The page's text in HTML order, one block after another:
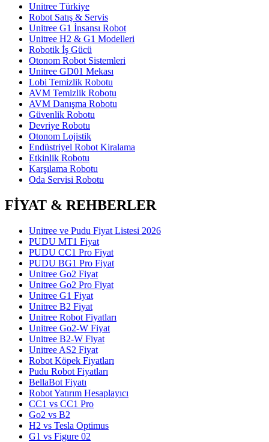
Unitree Türkiye
Robot Satış & Servis
Unitree G1 İnsansı Robot
Unitree H2 & G1 Modelleri
Robotik İş Gücü
Otonom Robot Sistemleri
Unitree GD01 Mekası
Lobi Temizlik Robotu
AVM Temizlik Robotu
AVM Danışma Robotu
Güvenlik Robotu
Devriye Robotu
Otonom Lojistik
Endüstriyel Robot Kiralama
Etkinlik Robotu
Karşılama Robotu
Oda Servisi Robotu
FİYAT & REHBERLER
Unitree ve Pudu Fiyat Listesi 2026
PUDU MT1 Fiyat
PUDU CC1 Pro Fiyat
PUDU BG1 Pro Fiyat
Unitree Go2 Fiyat
Unitree Go2 Pro Fiyat
Unitree G1 Fiyat
Unitree B2 Fiyat
Unitree Robot Fiyatları
Unitree Go2-W Fiyat
Unitree B2-W Fiyat
Unitree AS2 Fiyat
Robot Köpek Fiyatları
Pudu Robot Fiyatları
BellaBot Fiyatı
Robot Yatırım Hesaplayıcı
CC1 vs CC1 Pro
Go2 vs B2
H2 vs Tesla Optimus
G1 vs Figure 02